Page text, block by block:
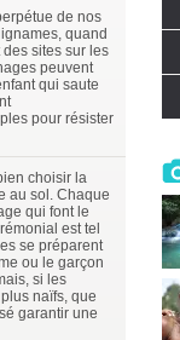
de nos
quand
sites sur les
peuvent
qui saute
pour résister
choisir la
au sol. Chaque
qui font le
est tel
se préparent
ou le garçon
si les
naïfs, que
garantir une